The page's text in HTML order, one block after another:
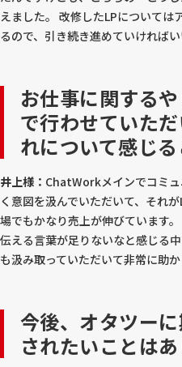
えました。 改修したLPについては
るので、引き続き進めていければい
お仕事に関する
で行わせていた
れについて感じる
井上様： ChatWorkメインでコミ
く意図を汲んでいただいて、それ
場でもかなり売上が伸びています。
伝える言葉が足りないなと感じる
も汲み取っていただいて非常に助か
今後、オタツー
されたいことはあ